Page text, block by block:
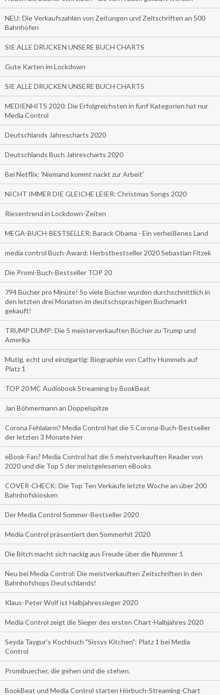
NEU: Die Verkaufszahlen von Zeitungen und Zeitschriften an 500
Bahnhöfen
SIE ALLE DRUCKEN UNSERE BUCH CHARTS
Gute Karten im Lockdown
SIE ALLE DRUCKEN UNSERE BUCH CHARTS
MEDIENHITS 2020: Die Erfolgreichsten in fünf Kategorien hat nur
Media Control
Deutschlands Jahrescharts 2020
Deutschlands Buch Jahrescharts 2020
Bei Netflix: 'Niemand kommt nackt zur Arbeit'
NICHT IMMER DIE GLEICHE LEIER: Christmas Songs 2020
Riesentrend in Lockdown-Zeiten
MEGA-BUCH-BESTSELLER: Barack Obama - Ein verheißenes Land
media control Buch-Award: Herbstbestseller 2020 Sebastian Fitzek
Die Promi-Buch-Bestseller TOP 20
794 Bücher pro Minute! So viele Bücher wurden durchschnittlich in
den letzten drei Monaten im deutschsprachigen Buchmarkt
gekauft!
TRUMP DUMP: Die 5 meisterverkauften Bücher zu Trump und
Amerika
Mutig, echt und einzigartig: Biographie von Cathy Hummels auf
Platz 1
TOP 20 MC Audiobook Streaming by BookBeat
Jan Böhmermann an Doppelspitze
Corona Fehlalarm? Media Control hat die 5 Corona-Buch-Bestseller
der letzten 3 Monate hier
eBook-Fan? Media Control hat die 5 meistverkauften Reader von
2020 und die Top 5 der meistgelesenen eBooks
COVER-CHECK: Die Top Ten Verkäufe letzte Woche an über 200
Bahnhofskiosken
Der Media Control Sommer-Bestseller 2020
Media Control präsentiert den Sommerhit 2020
Die Bitch macht sich nackig aus Freude über die Nummer 1
Neu bei Media Control: Die meistverkauften Zeitschriften in den
Bahnhofshops Deutschlands!
Klaus-Peter Wolf ist Halbjahressieger 2020
Media Control zeigt die Sieger des ersten Chart-Halbjahres 2020
Seyda Taygur's Kochbuch "Sissys Kitchen": Platz 1 bei Media
Control
Promibuecher, die gehen und die stehen.
BookBeat und Media Control starten Hörbuch-Streaming-Chart